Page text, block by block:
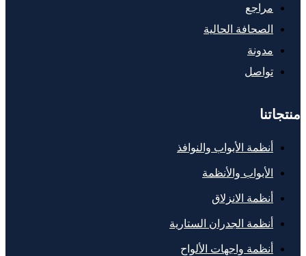
مراجع
الصحافة الحالية
مدونة
تواصل
منتجاتنا
أنظمة الأبواب والنوافذ
الأبواب والأنظمة
أنظمة الانزلاق
أنظمة الجدران الستارية
أنظمة واجهات الألواح